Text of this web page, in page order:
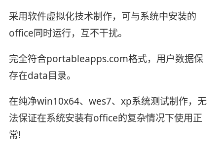
采用软件虚拟化技术制作，可与系统中安装的
office同时运行，互不干扰。
完全符合portableapps.com格式，用户数据保
存在data目录。
在纯净win10x64、wes7、xp系统测试制作，无
法保证在系统安装有office的复杂情况下使用正
常!